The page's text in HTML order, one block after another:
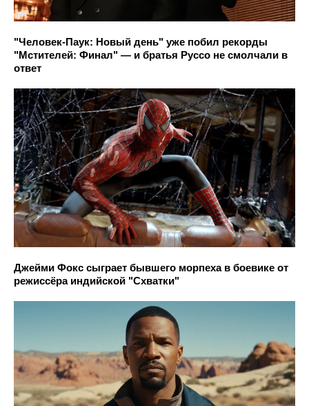
"Человек-Паук: Новый день" уже побил рекорды
"Мстителей: Финал" — и братья Руссо не смолчали в
ответ
Джейми Фокс сыграет бывшего морпеха в боевике от
режиссёра индийской "Схватки"